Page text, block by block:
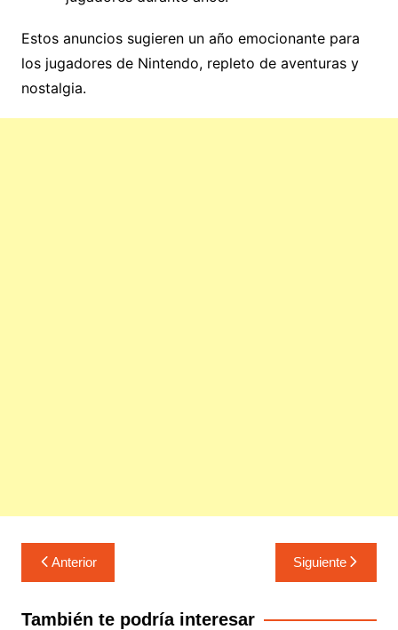
Estos anuncios sugieren un año emocionante para
los jugadores de Nintendo, repleto de aventuras y
nostalgia.
Navegación
de
entradas
Anterior Siguiente
También te podría interesar